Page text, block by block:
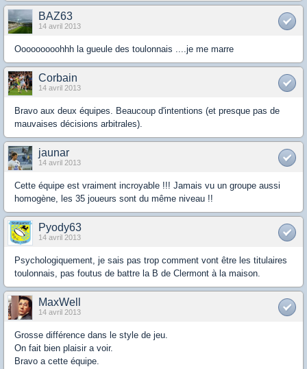
BAZ63
14 avril 2013
Ooooooooohhh la gueule des toulonnais ....je me marre
Corbain
14 avril 2013
Bravo aux deux équipes. Beaucoup d'intentions (et presque pas de
mauvaises décisions arbitrales).
jaunar
14 avril 2013
Cette équipe est vraiment incroyable !!! Jamais vu un groupe aussi
homogène, les 35 joueurs sont du même niveau !!
Pyody63
14 avril 2013
Psychologiquement, je sais pas trop comment vont être les titulaires
toulonnais, pas foutus de battre la B de Clermont à la maison.
MaxWell
14 avril 2013
Grosse différence dans le style de jeu.
On fait bien plaisir a voir.
Bravo a cette équipe.